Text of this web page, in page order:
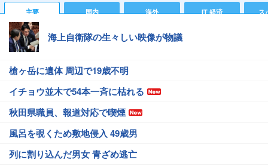
主要 国内 海外 IT 経済 ス
海上自衛隊の生々しい映像が物議
槍ヶ岳に遺体 周辺で19歳不明
イチョウ並木で54本一斉に枯れる
秋田県職員、報道対応で喫煙
風呂を覗くため敷地侵入 49歳男
列に割り込んだ男女 青ざめ逃亡